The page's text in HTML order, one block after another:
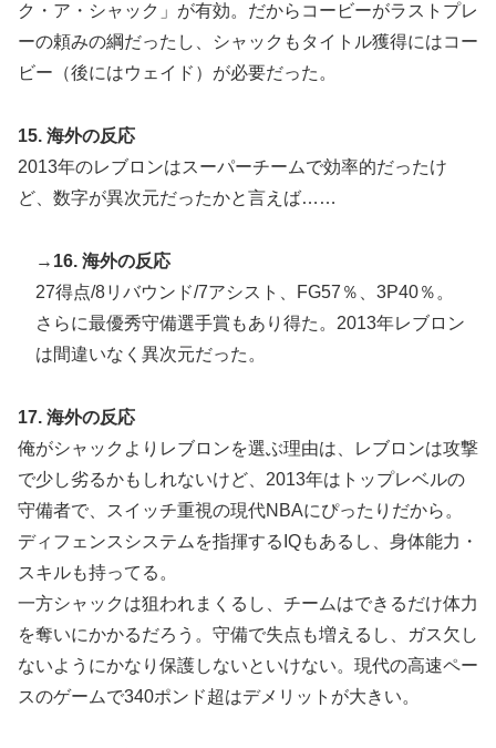
ク・ア・シャック」が有効。だからコービーがラストプレ
ーの頼みの綱だったし、シャックもタイトル獲得にはコー
ビー（後にはウェイド）が必要だった。
15. 海外の反応
2013年のレブロンはスーパーチームで効率的だったけ
ど、数字が異次元だったかと言えば……
→ 16. 海外の反応
27得点/8リバウンド/7アシスト、FG57％、3P40％。
さらに最優秀守備選手賞もあり得た。2013年レブロン
は間違いなく異次元だった。
17. 海外の反応
俺がシャックよりレブロンを選ぶ理由は、レブロンは攻撃
で少し劣るかもしれないけど、2013年はトップレベルの
守備者で、スイッチ重視の現代NBAにぴったりだから。
ディフェンスシステムを指揮するIQもあるし、身体能力・
スキルも持ってる。
一方シャックは狙われまくるし、チームはできるだけ体力
を奪いにかかるだろう。守備で失点も増えるし、ガス欠し
ないようにかなり保護しないといけない。現代の高速ペー
スのゲームで340ポンド超はデメリットが大きい。